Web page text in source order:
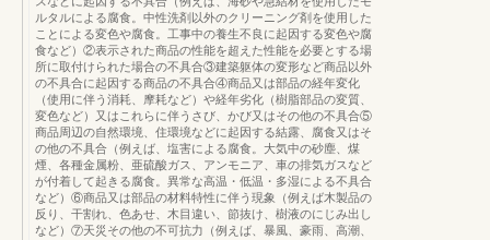
ルタルによる腐食。中性洗剤以外のクリーニング剤を使用した
ことによる変色や腐食。工事中の養生不良に起因する変色や腐
食など）②表示された商品の性能を超えた性能を必要とする場
所に取付けられた場合の不具合③建築躯体の変形など商品以外
の不具合に起因する商品の不具合④商品又は部品の経年変化
（使用に伴う消耗、摩耗など）や経年劣化（樹脂部品の変質、
変色など）又はこれらに伴うさび、かび又はその他の不具合⑤
商品周辺の自然環境、住環境などに起因する結露、腐食又はそ
の他の不具合（例えば、塩害による腐食。大気中の砂塵、煤
煙、各種金属粉、亜硫酸ガス、アンモニア、車の排気ガスなど
が付着して起きる腐食。異常な高温・低温・多湿による不具合
など）⑥商品又は部品の材料特性に伴う現象（例えば木製品の
反り、干割れ、色あせ、木目違い、節抜け、樹液のにじみ出し
など）⑦天災その他の不可抗力（例えば、暴風、豪雨、高潮、